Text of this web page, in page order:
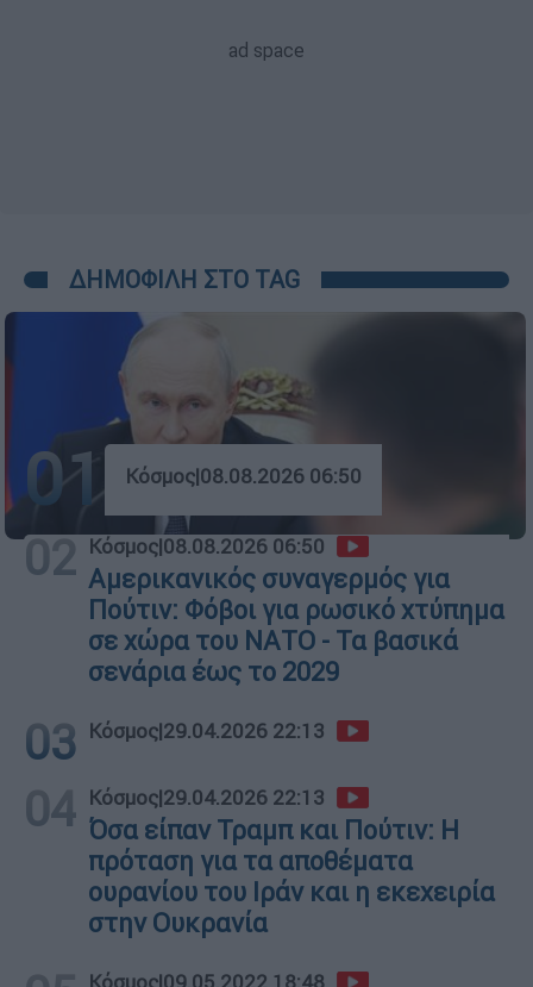
ΔΗΜΟΦΙΛΗ ΣΤΟ TAG
01 Κόσμος|08.08.2026 06:50
02 Κόσμος|08.08.2026 06:50
Αμερικανικός συναγερμός για
Πούτιν: Φόβοι για ρωσικό χτύπημα
σε χώρα του ΝΑΤΟ - Τα βασικά
σενάρια έως το 2029
03 Κόσμος|29.04.2026 22:13
04 Κόσμος|29.04.2026 22:13
Όσα είπαν Τραμπ και Πούτιν: Η
πρόταση για τα αποθέματα
ουρανίου του Ιράν και η εκεχειρία
στην Ουκρανία